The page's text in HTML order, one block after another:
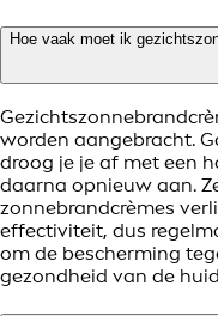
Hoe vaak moet ik
worden aangebracht.
droog je je af met een
daarna opnieuw aan.
zonnebrandcrèmes
effectiviteit, dus
om de bescherming
gezondheid van de